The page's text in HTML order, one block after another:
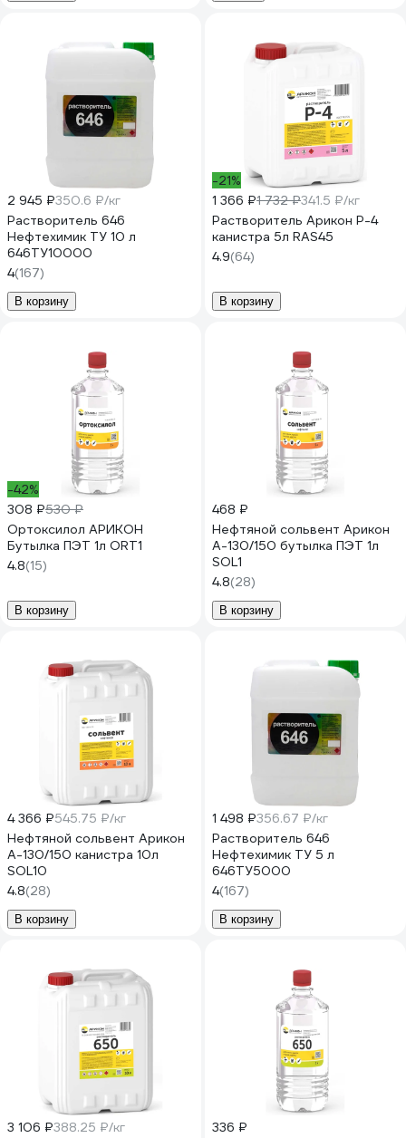
2 945 ₽350.6 ₽/кг
Растворитель 646
Нефтехимик ТУ 10 л
646ТУ10000
4(167)
В корзину
-21%
1 366 ₽1 732 ₽341.5 ₽/кг
Растворитель Арикон Р-4
канистра 5л RAS45
4.9(64)
В корзину
-42%
308 ₽530 ₽
Ортоксилол АРИКОН
Бутылка ПЭТ 1л ORT1
4.8(15)
В корзину
468 ₽
Нефтяной сольвент Арикон
А-130/150 бутылка ПЭТ 1л
SOL1
4.8(28)
В корзину
4 366 ₽545.75 ₽/кг
Нефтяной сольвент Арикон
А-130/150 канистра 10л
SOL10
4.8(28)
В корзину
1 498 ₽356.67 ₽/кг
Растворитель 646
Нефтехимик ТУ 5 л
646ТУ5000
4(167)
В корзину
3 106 ₽388.25 ₽/кг 336 ₽